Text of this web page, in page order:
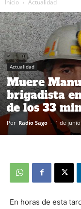
Inicio Actualidad
Actualidad
Muere
brigadista
de los 33
Por Radio Sago - 1 de
En horas de esta